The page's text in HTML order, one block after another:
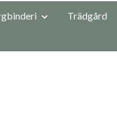
Trädgård